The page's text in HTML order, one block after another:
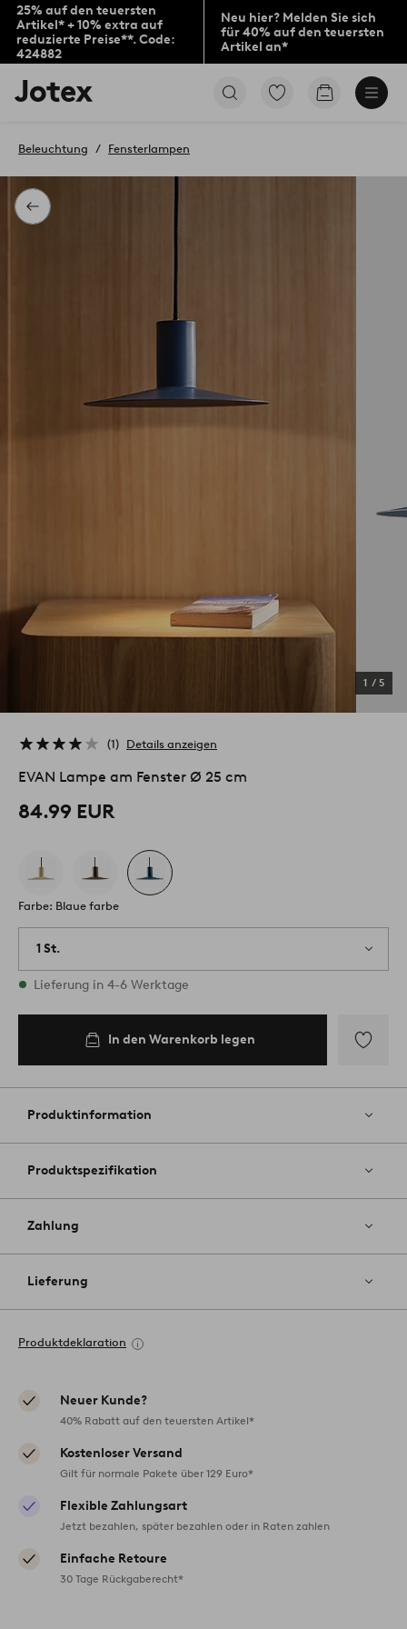
25% auf den teuersten
Artikel* + 10% extra auf
reduzierte Preise**. Code:
424882
Neu hier? Melden Sie sich
für 40% auf den teuersten
Artikel an*
Jotex-
Logo
Startseite
Zu
Produkten
Zum
Zurück
Beleuchtung Fensterlampen
1 / 5
1 Details anzeigen
EVAN Lampe am Fenster Ø 25 cm
84.99 EUR
Farbe: Blaue farbe
1 St.
Vorrätig
Lieferung in 4-6 Werktage
In den Warenkorb legen
Favoriten
Produktinformation
Produktspezifikation
Zahlung
Lieferung
Produktdeklaration
Neuer Kunde?
40% Rabatt auf den teuersten Artikel*
Kostenloser Versand
Gilt für normale Pakete über 129 Euro*
Flexible Zahlungsart
Jetzt bezahlen, später bezahlen oder in Raten zahlen
Einfache Retoure
30 Tage Rückgaberecht*